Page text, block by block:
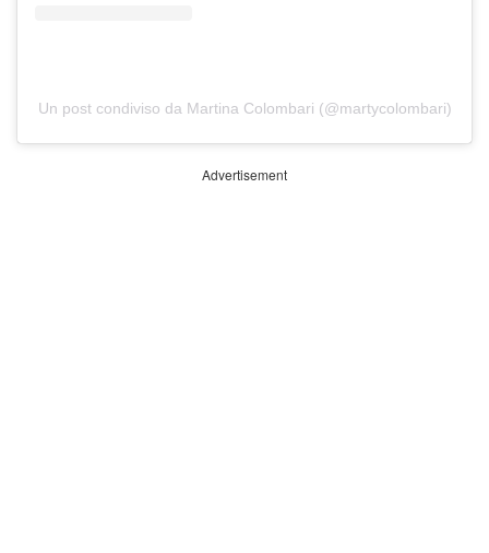
Un post condiviso da Martina Colombari (@martycolombari)
Advertisement